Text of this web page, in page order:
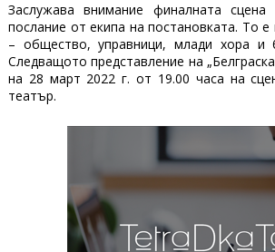
Заслужава внимание финалната сцена
послание от екипа на постановката. То е
– общество, управници, млади хора и
Следващото представление на
на 28 март 2022 г. от 19.00 часа на
театър.